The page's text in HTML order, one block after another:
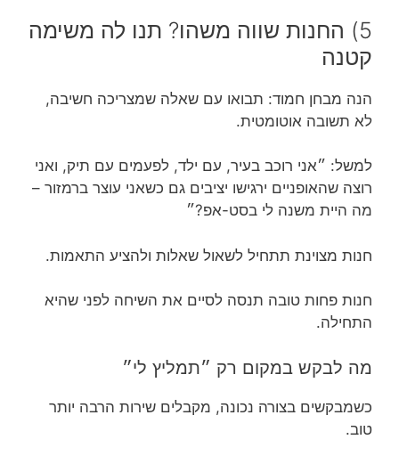
5) החנות שווה משהו? תנו לה משימה
קטנה
הנה מבחן חמוד: תבואו עם שאלה שמצריכה חשיבה,
לא תשובה אוטומטית.
למשל: ״אני רוכב בעיר, עם ילד, לפעמים עם תיק, ואני
רוצה שהאופניים ירגישו יציבים גם כשאני עוצר ברמזור –
מה היית משנה לי בסט-אפ?״
חנות מצוינת תתחיל לשאול שאלות ולהציע התאמות.
חנות פחות טובה תנסה לסיים את השיחה לפני שהיא
התחילה.
מה לבקש במקום רק ״תמליץ לי״
כשמבקשים בצורה נכונה, מקבלים שירות הרבה יותר
טוב.